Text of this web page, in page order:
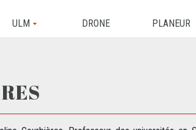
ULM DRONE PLANEUR